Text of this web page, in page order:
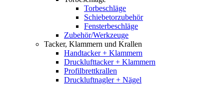
Torbeschläge
Schiebetorzubehör
Fensterbeschläge
Zubehör/Werkzeuge
Tacker, Klammern und Krallen
Handtacker + Klammern
Drucklufttacker + Klammern
Profilbrettkrallen
Druckluftnagler + Nägel